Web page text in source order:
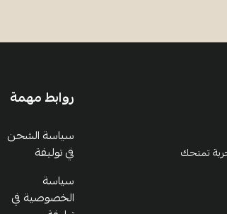
تمنحك
روابط مهمة
سياسة الشحن
في توليفة
سياسة
الخصوصية في